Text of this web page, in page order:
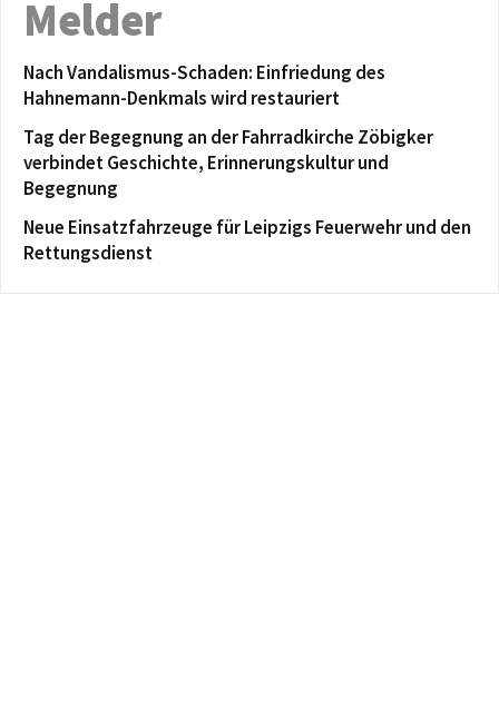
Melder
Nach Vandalismus-Schaden: Einfriedung des
Hahnemann-Denkmals wird restauriert
Tag der Begegnung an der Fahrradkirche Zöbigker
verbindet Geschichte, Erinnerungskultur und
Begegnung
Neue Einsatzfahrzeuge für Leipzigs Feuerwehr und den
Rettungsdienst